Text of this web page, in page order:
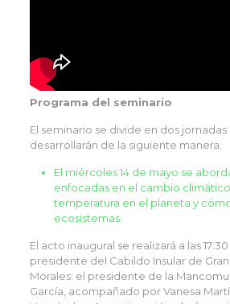
Programa del seminario
El seminario se divide en dos jornadas
desarrollarán de la siguiente manera:
El miércoles 14 de mayo se
enfocadas en el cambio
temperatura en el planeta y
ecosistemas.
El acto inaugural se realizará a las
presidente del Cabildo Insular de
Morales; el presidente de la
García, acompañado por Vanesa